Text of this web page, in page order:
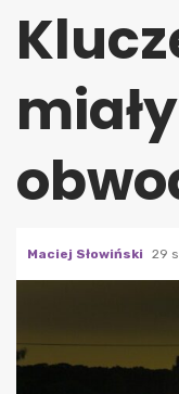
miały
Maciej Słowiński 29